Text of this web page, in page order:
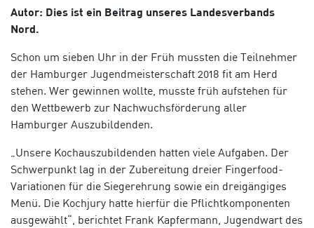
Autor: Dies ist ein Beitrag unseres Landesverbands
Nord.
Schon um sieben Uhr in der Früh mussten die Teilnehmer
der Hamburger Jugendmeisterschaft 2018 fit am Herd
stehen. Wer gewinnen wollte, musste früh aufstehen für
den Wettbewerb zur Nachwuchsförderung aller
Hamburger Auszubildenden.
„Unsere Kochauszubildenden hatten viele Aufgaben. Der
Schwerpunkt lag in der Zubereitung dreier Fingerfood-
Variationen für die Siegerehrung sowie ein dreigängiges
Menü. Die Kochjury hatte hierfür die Pflichtkomponenten
ausgewählt“, berichtet Frank Kapfermann, Jugendwart des